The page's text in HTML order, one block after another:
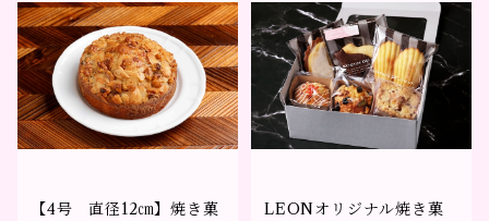
【4号 直径12㎝】焼き菓
LEONオリジナル焼き菓